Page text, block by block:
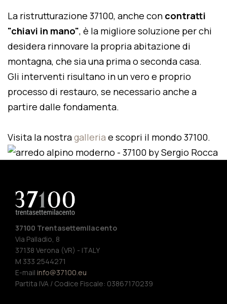
La ristrutturazione 37100, anche con contratti
"chiavi in mano", è la migliore soluzione per chi
desidera rinnovare la propria abitazione di
montagna, che sia una prima o seconda casa.
Gli interventi risultano in un vero e proprio
processo di restauro, se necessario anche a
partire dalle fondamenta.
Visita la nostragalleria e scopri il mondo 37100.
37100 Trentasettemilacento
Via Palladio, 8
37138 Verona (VR) - ITALY
M 333 2544271
E-mail info@37100.eu
Partita IVA / Codice Fiscale: 03867170239